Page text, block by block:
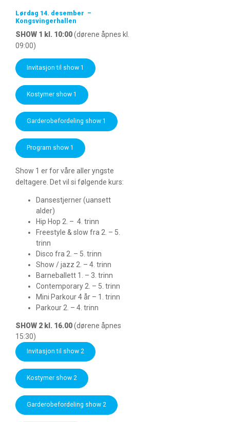
Lørdag 14. desember –
Kongsvingerhallen
SHOW 1 kl. 10:00(dørene åpnes kl.
09:00)
Invitasjon til show 1
Kostymer show 1
Garderobefordeling show 1
Program show 1
Show 1 er for våre aller yngste
deltagere. Det vil si følgende kurs:
Dansestjerner (uansett
alder)
Hip Hop 2. – 4. trinn
Freestyle & slow fra 2. – 5.
trinn
Disco fra 2. – 5. trinn
Show / jazz 2. – 4. trinn
Barneballett 1. – 3. trinn
Contemporary 2. – 5. trinn
Mini Parkour 4 år – 1. trinn
Parkour 2. – 4. trinn
SHOW 2 kl. 16.00(dørene åpnes
15:30)
Invitasjon til show 2
Kostymer show 2
Garderobefordeling show 2